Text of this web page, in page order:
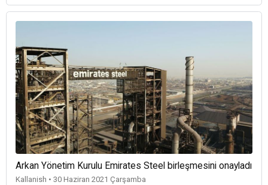
Arkan Yönetim Kurulu Emirates Steel birleşmesini onayladı
Kallanish • 30 Haziran 2021 Çarşamba